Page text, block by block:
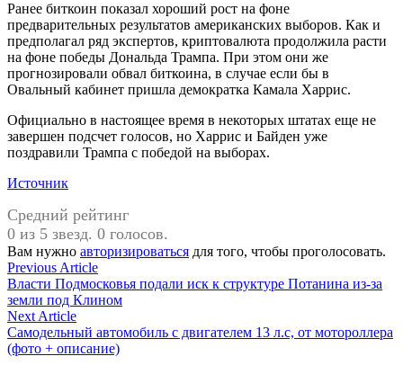
Ранее биткоин показал хороший рост на фоне
предварительных результатов американских выборов. Как и
предполагал ряд экспертов, криптовалюта продолжила расти
на фоне победы Дональда Трампа. При этом они же
прогнозировали обвал биткоина, в случае если бы в
Овальный кабинет пришла демократка Камала Харрис.
Официально в настоящее время в некоторых штатах еще не
завершен подсчет голосов, но Харрис и Байден уже
поздравили Трампа с победой на выборах.
Источник
Средний рейтинг
0 из 5 звезд. 0 голосов.
Вам нужно авторизироваться для того, чтобы проголосовать.
Навигация
по
записям
Previous ArticlePrevious
article:
Власти Подмосковья подали иск к структуре Потанина из-за
земли под Клином
Next ArticleNext
article:
Самодельный автомобиль с двигателем 13 л.с, от мотороллера
(фото + описание)